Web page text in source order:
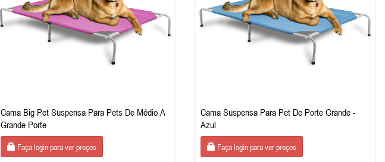
Cama Big Pet Suspensa Para Pets De Médio A
Grande Porte
Faça login para ver preços
Cama Suspensa Para Pet De Porte Grande -
Azul
Faça login para ver preços